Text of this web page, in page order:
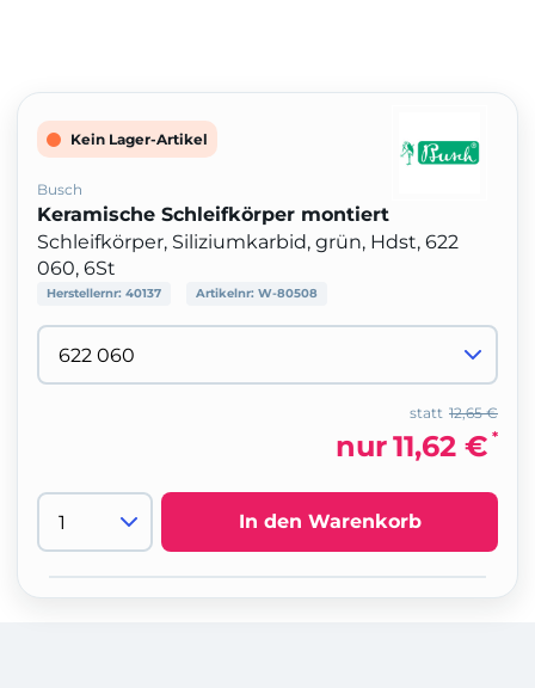
Kein Lager-Artikel
Busch
Keramische Schleifkörper montiert
Schleifkörper, Siliziumkarbid, grün, Hdst, 622
060, 6St
Herstellernr: 40137 Artikelnr: W-80508
12,65 €
statt
nur11,62 € *
In den Warenkorb